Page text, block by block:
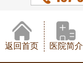
返回首页 医院简介